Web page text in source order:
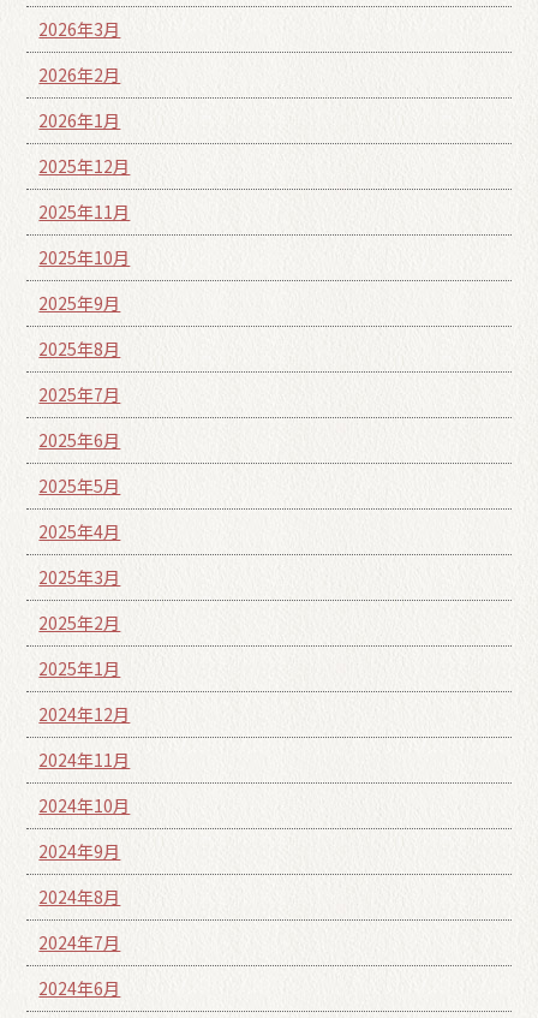
2026年3月
2026年2月
2026年1月
2025年12月
2025年11月
2025年10月
2025年9月
2025年8月
2025年7月
2025年6月
2025年5月
2025年4月
2025年3月
2025年2月
2025年1月
2024年12月
2024年11月
2024年10月
2024年9月
2024年8月
2024年7月
2024年6月